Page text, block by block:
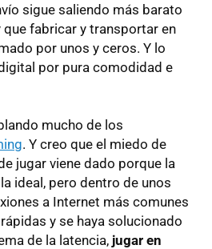
sigue saliendo más barato
fabricar y transportar en
por unos y ceros. Y lo
por pura comodidad e
mucho de los
. Y creo que el miedo de
jugar viene dado porque la
ideal, pero dentro de unos
a Internet más comunes
y se haya solucionado
de la latencia, jugar en